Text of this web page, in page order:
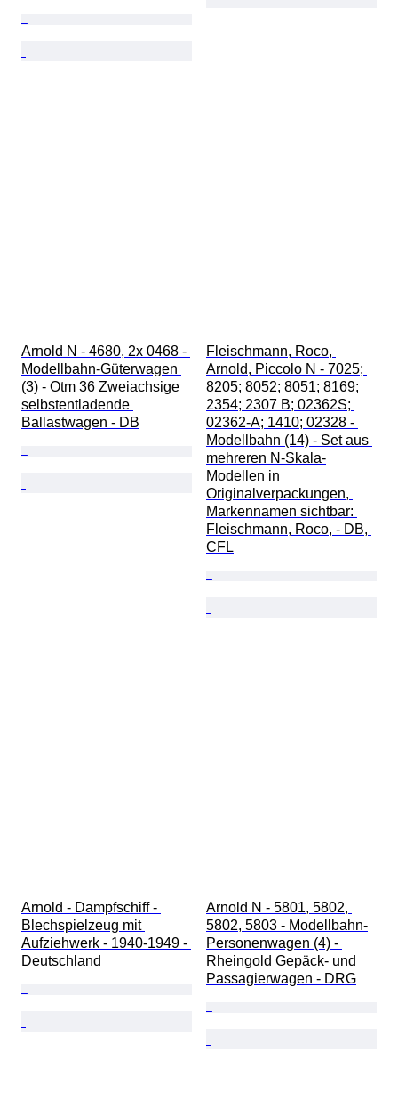
Arnold N - 4680, 2x 0468 -
Modellbahn-Güterwagen
(3) - Otm 36 Zweiachsige
selbstentladende
Ballastwagen - DB
Fleischmann, Roco,
Arnold, Piccolo N - 7025;
8205; 8052; 8051; 8169;
2354; 2307 B; 02362S;
02362-A; 1410; 02328 -
Modellbahn (14) - Set aus
mehreren N-Skala-
Modellen in
Originalverpackungen,
Markennamen sichtbar:
Fleischmann, Roco, - DB,
CFL
Arnold - Dampfschiff -
Blechspielzeug mit
Aufziehwerk - 1940-1949 -
Deutschland
Arnold N - 5801, 5802,
5802, 5803 - Modellbahn-
Personenwagen (4) -
Rheingold Gepäck- und
Passagierwagen - DRG